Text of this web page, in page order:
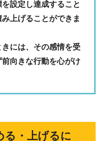
設定し達成すること
上げることができま
には、その感情を受
向きな行動を心がけ
る・上げるに